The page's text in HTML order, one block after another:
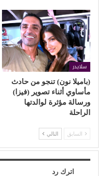
سلايدر
(باميلا نون) تنجو من حادث
مأساوي أثناء تصوير (فيزا)
ورسالة مؤثرة لوالدتها
الراحلة
السابق التالي
اترك رد